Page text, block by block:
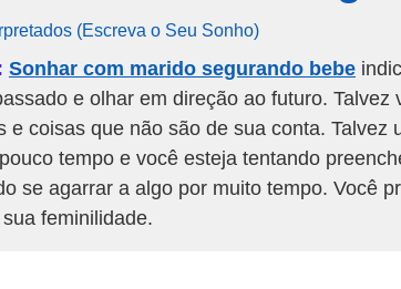
(Escreva o Seu Sonho)
Sonhar com marido segurando bebe
e olhar em direção ao futuro. Talvez
e coisas que não são de sua conta. Talvez
tempo e você esteja tentando
se agarrar a algo por muito tempo. Você
feminilidade.